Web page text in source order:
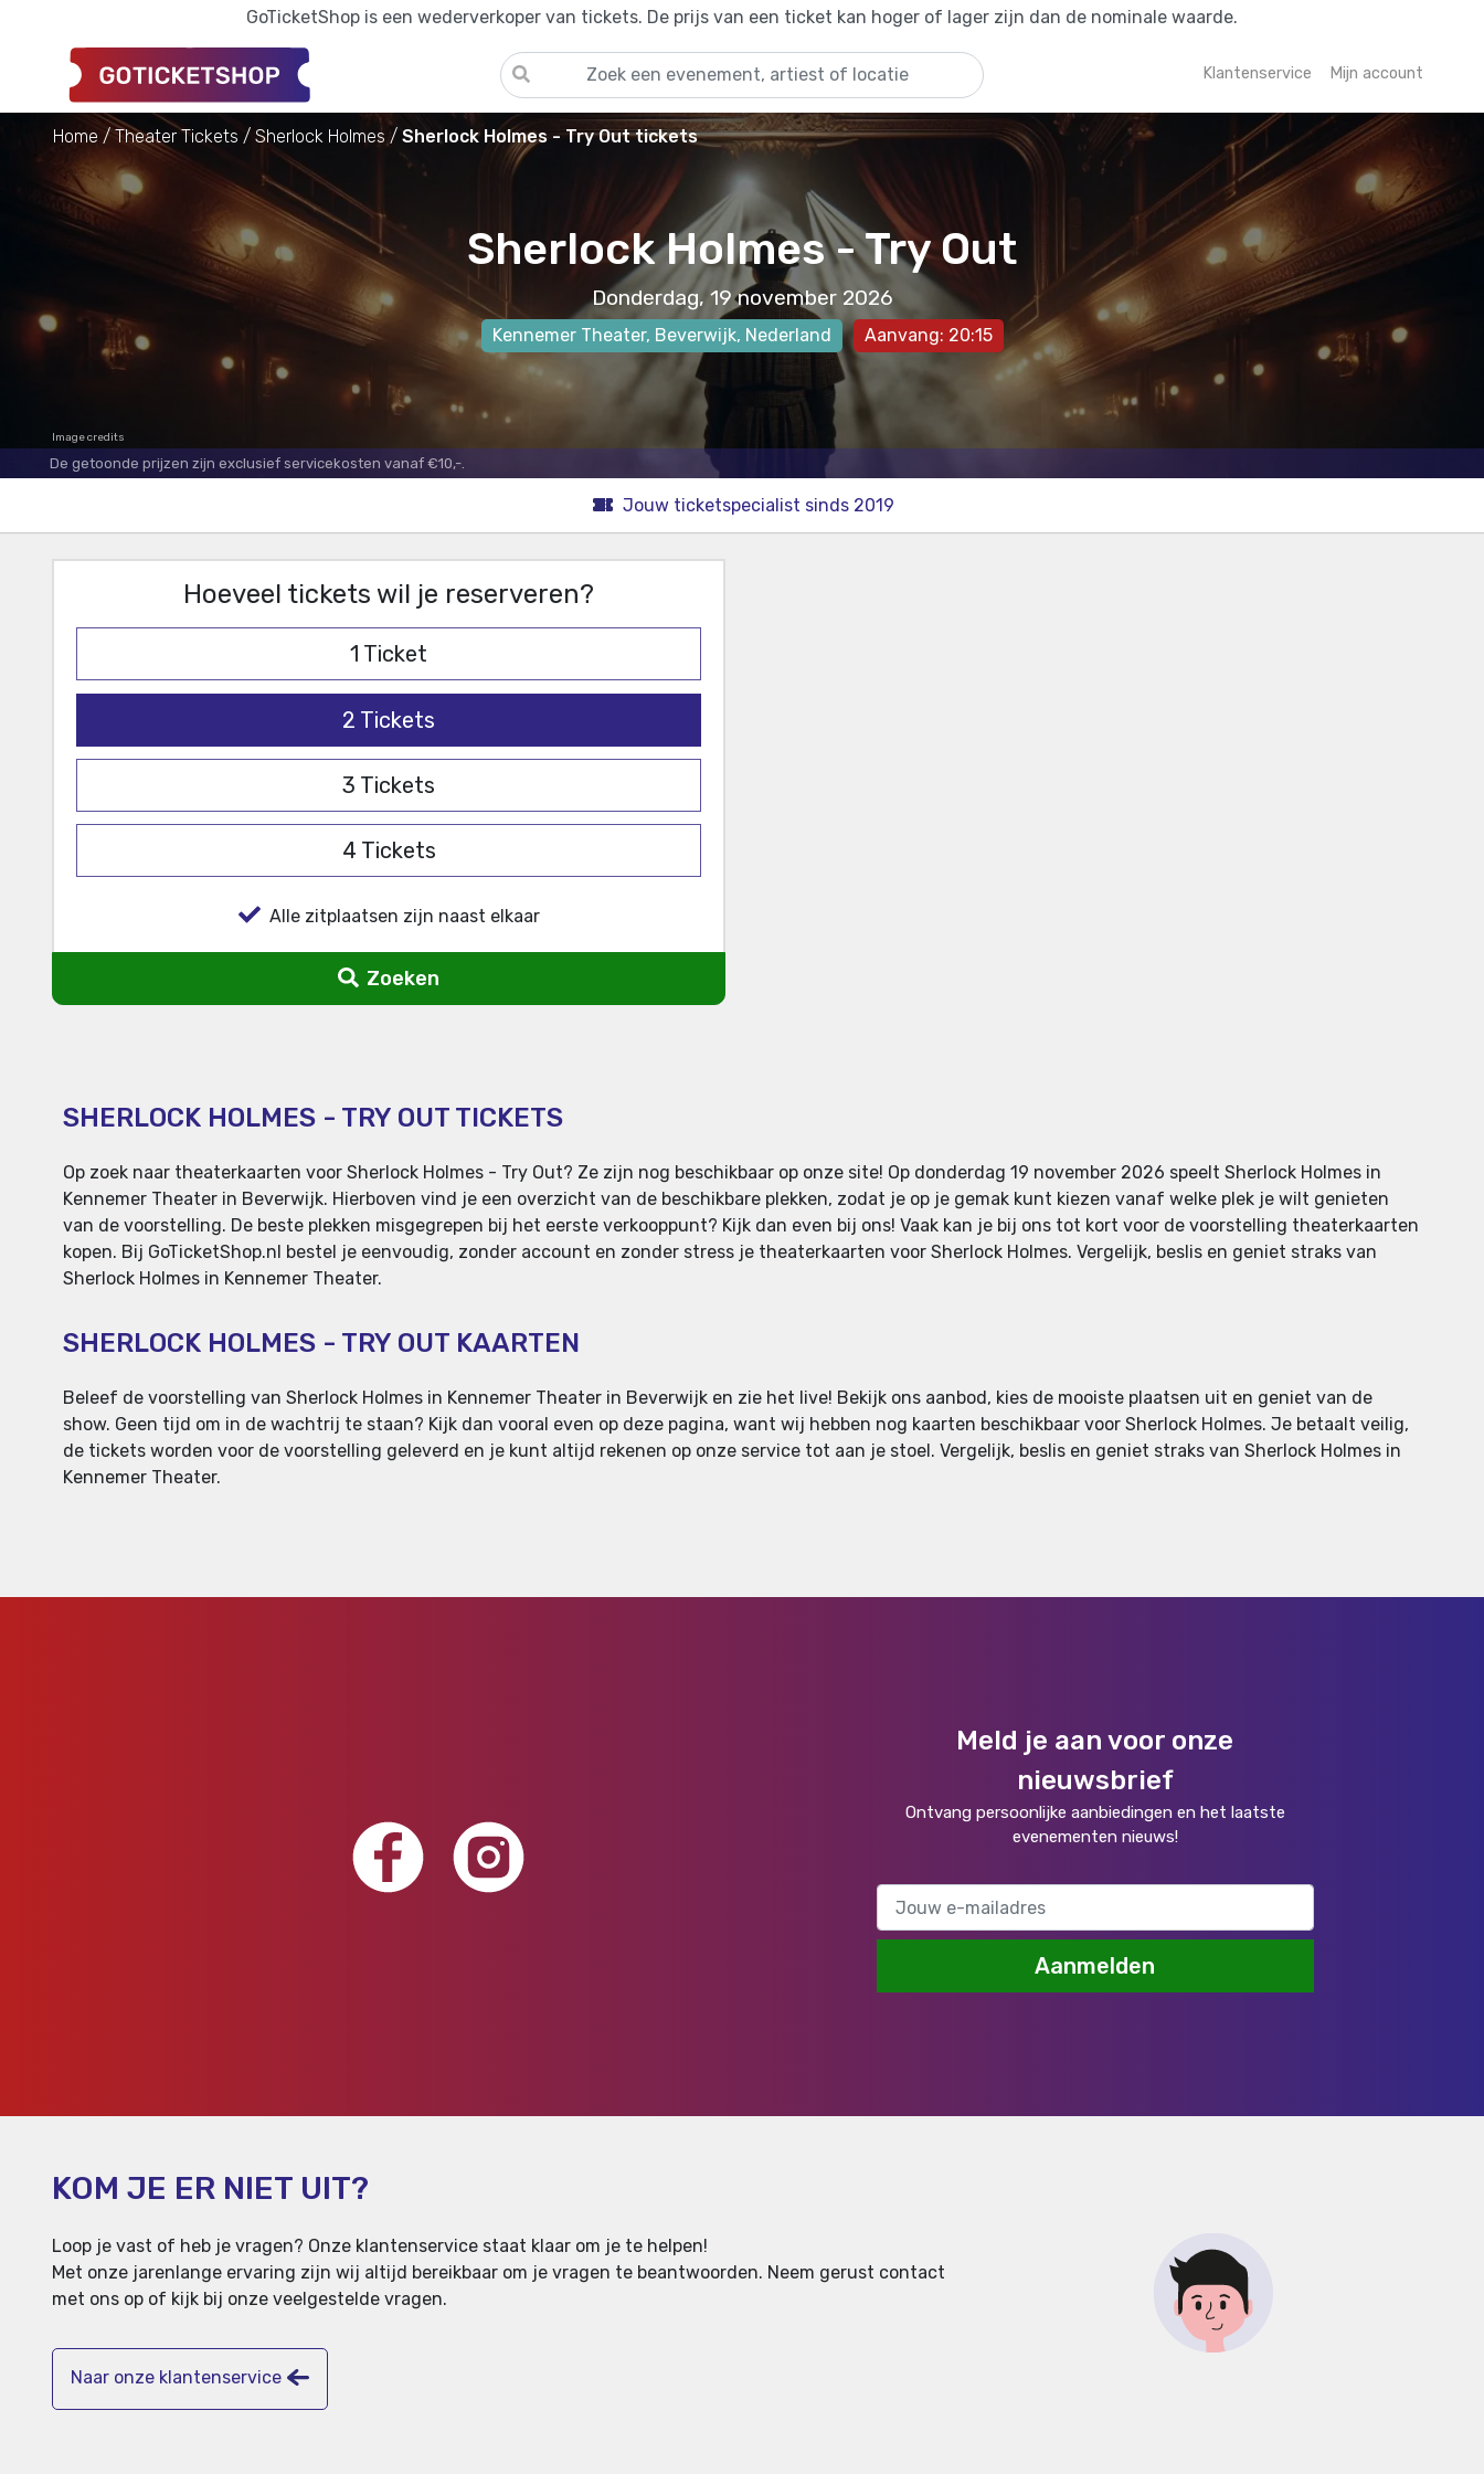
GoTicketShop is een wederverkoper van tickets. De prijs van een ticket kan hoger of lager zijn dan de nominale waarde.
Klantenservice Mijn account
Home Theater Tickets Sherlock Holmes Sherlock Holmes - Try Out tickets
Sherlock Holmes - Try Out
Donderdag, 19 november 2026
Kennemer Theater, Beverwijk, Nederland Aanvang: 20:15
Image credits
De getoonde prijzen zijn exclusief servicekosten vanaf €10,-.
Jouw ticketspecialist sinds 2019
Hoeveel tickets wil je reserveren?
1 Ticket
2 Tickets
3 Tickets
4 Tickets
Alle zitplaatsen zijn naast elkaar
Zoeken
SHERLOCK HOLMES - TRY OUT TICKETS
Op zoek naar theaterkaarten voor Sherlock Holmes - Try Out? Ze zijn nog beschikbaar op onze site! Op donderdag 19 november 2026 speelt Sherlock Holmes in
Kennemer Theater in Beverwijk. Hierboven vind je een overzicht van de beschikbare plekken, zodat je op je gemak kunt kiezen vanaf welke plek je wilt genieten
van de voorstelling. De beste plekken misgegrepen bij het eerste verkooppunt? Kijk dan even bij ons! Vaak kan je bij ons tot kort voor de voorstelling theaterkaarten
kopen. Bij GoTicketShop.nl bestel je eenvoudig, zonder account en zonder stress je theaterkaarten voor Sherlock Holmes. Vergelijk, beslis en geniet straks van
Sherlock Holmes in Kennemer Theater.
SHERLOCK HOLMES - TRY OUT KAARTEN
Beleef de voorstelling van Sherlock Holmes in Kennemer Theater in Beverwijk en zie het live! Bekijk ons aanbod, kies de mooiste plaatsen uit en geniet van de
show. Geen tijd om in de wachtrij te staan? Kijk dan vooral even op deze pagina, want wij hebben nog kaarten beschikbaar voor Sherlock Holmes. Je betaalt veilig,
de tickets worden voor de voorstelling geleverd en je kunt altijd rekenen op onze service tot aan je stoel. Vergelijk, beslis en geniet straks van Sherlock Holmes in
Kennemer Theater.
Meld je aan voor onze
nieuwsbrief
Ontvang persoonlijke aanbiedingen en het laatste
evenementen nieuws!
Aanmelden
KOM JE ER NIET UIT?
Loop je vast of heb je vragen? Onze klantenservice staat klaar om je te helpen!
Met onze jarenlange ervaring zijn wij altijd bereikbaar om je vragen te beantwoorden. Neem gerust contact
met ons op of kijk bij onze veelgestelde vragen.
Naar onze klantenservice